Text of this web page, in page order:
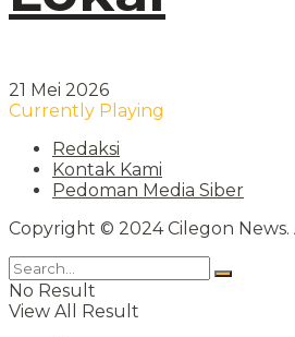
21 Mei 2026
Currently Playing
Redaksi
Kontak Kami
Pedoman Media Siber
Copyright © 2024 Cilegon
No Result
View All Result